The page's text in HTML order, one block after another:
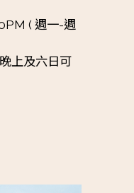
( 週一-週
上及六日可